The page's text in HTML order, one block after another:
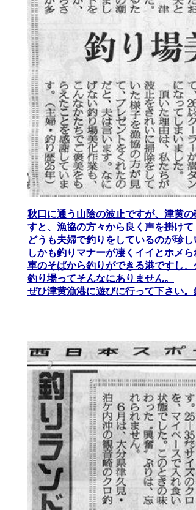
秋口に通う山陰の波止ですが、津黄
すと、漁協の方々から良く声を掛けて
どうも夫婦で釣りをしているのが珍し
しかも釣りマナーが凄くイイとホメ
車のそばから釣りができる港ですし
釣り場ってそんなにありません。
ぜひ津黄漁港に遊びに行って下さい